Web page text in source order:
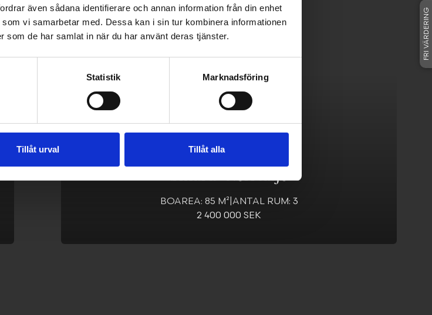
även sådana identifierare och annan information från din enhet
vi samarbetar med. Dessa kan i sin tur kombinera informationen
som de har samlat in när du har använt deras tjänster.
Statistik Marknadsföring
Tillåt urval Tillåt alla
Baggbolvägen 7
Smara-Norrtälje
BOAREA: 85 M² ANTAL RUM: 3
2 400 000 SEK
FRI VÄRDERING